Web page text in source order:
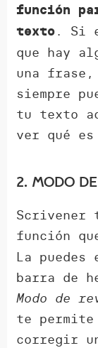
función
texto. Si
que hay
una
siempre
tu texto
ver qué
2. Modo
Scrivener
función
La
barra de
Modo de
te permite
corregir